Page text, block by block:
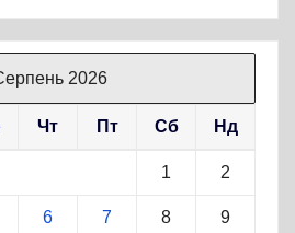
2026
Чт Пт Сб Нд
1 2
6 7 8 9